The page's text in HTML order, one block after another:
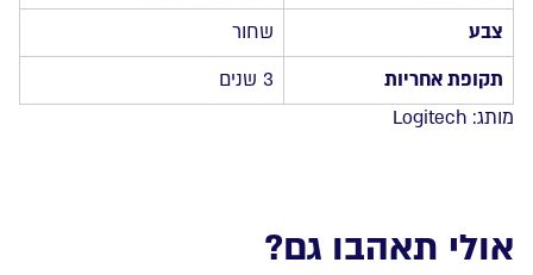
צבע
שחור
תקופת אחריות
3 שנים
מותג: Logitech
אולי תאהבו גם?